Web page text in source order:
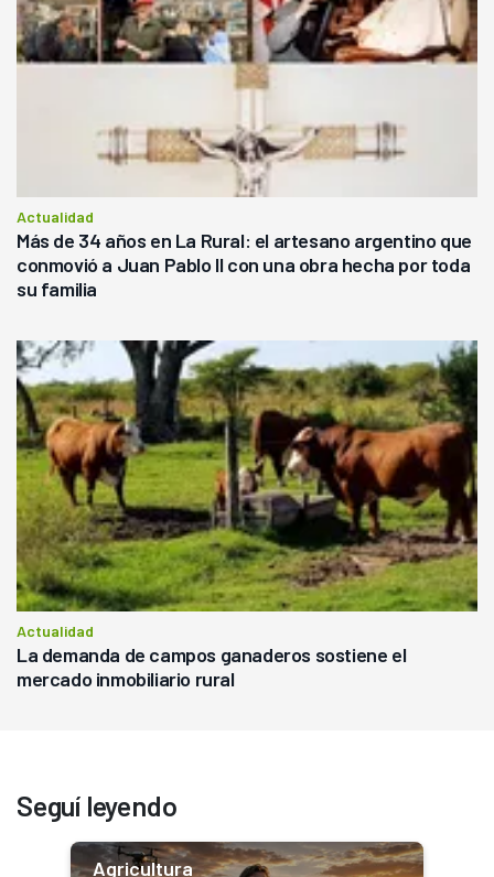
Actualidad
Más de 34 años en La Rural: el artesano argentino que
conmovió a Juan Pablo II con una obra hecha por toda
su familia
Actualidad
La demanda de campos ganaderos sostiene el
mercado inmobiliario rural
Seguí leyendo
Agricultura